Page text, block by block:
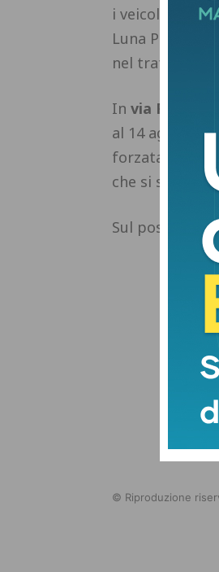
i veicoli, ad
Luna Park.
nel tratto
In via Fermi
al 14 agosto,
forzata e di
che si
Sul posto sarà
© Riproduzione